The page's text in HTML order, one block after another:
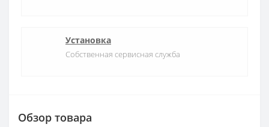
Установка
Собственная сервисная служба
Обзор товара